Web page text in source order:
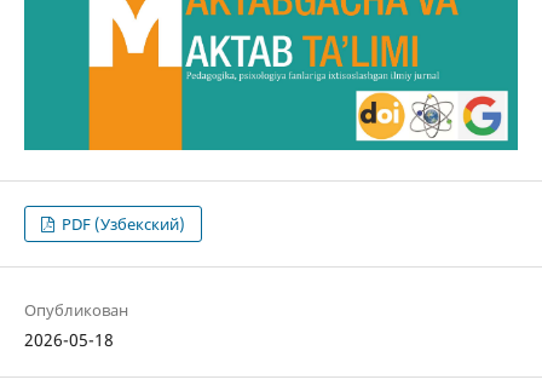
PDF (Узбекский)
Опубликован
2026-05-18